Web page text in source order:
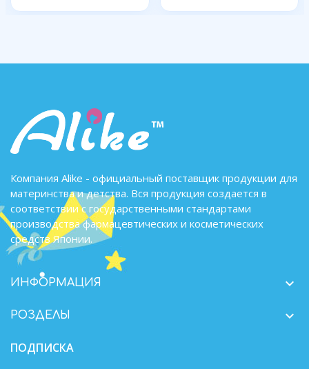
Компания Alike - официальный поставщик продукции для
материнства и детства. Вся продукция создается в
соответствии с государственными стандартами
производства фармацевтических и косметических
средств Японии.
ИНФОРМАЦИЯ 
РОЗДЕЛЫ 
ПОДПИСКА